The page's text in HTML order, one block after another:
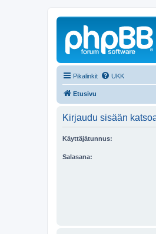
Pikalinkit UKK
Etusivu
Kirjaudu sisään
Käyttäjätunnus:
Salasana: